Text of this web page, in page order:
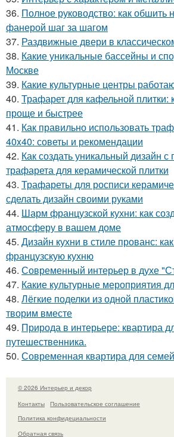
36. Полное руководство: как обшить
фанерой шаг за шагом
37. Раздвижные двери в
38. Какие уникальные бассейны и
Москве
39. Какие культурные центры
40. Трафарет для кафельной плитки:
проще и быстрее
41. Как правильно использовать
40x40: советы и рекомендации
42. Как создать уникальный дизайн
трафарета для керамической плитки
43. Трафареты для росписи
сделать дизайн своими руками
44. Шарм французской кухни: как
атмосферу в вашем доме
45. Дизайн кухни в стиле прованс:
французскую кухню
46. Современный интерьер в духе
47. Какие культурные мероприятия
48. Лёгкие поделки из одной
творим вместе
49. Природа в интерьере: квартира
путешественника.
50. Современная квартира для
© 2026 Интерьер и декор
Контакты
Пользовательское соглашение
Политика конфидециальности
Обратная связь